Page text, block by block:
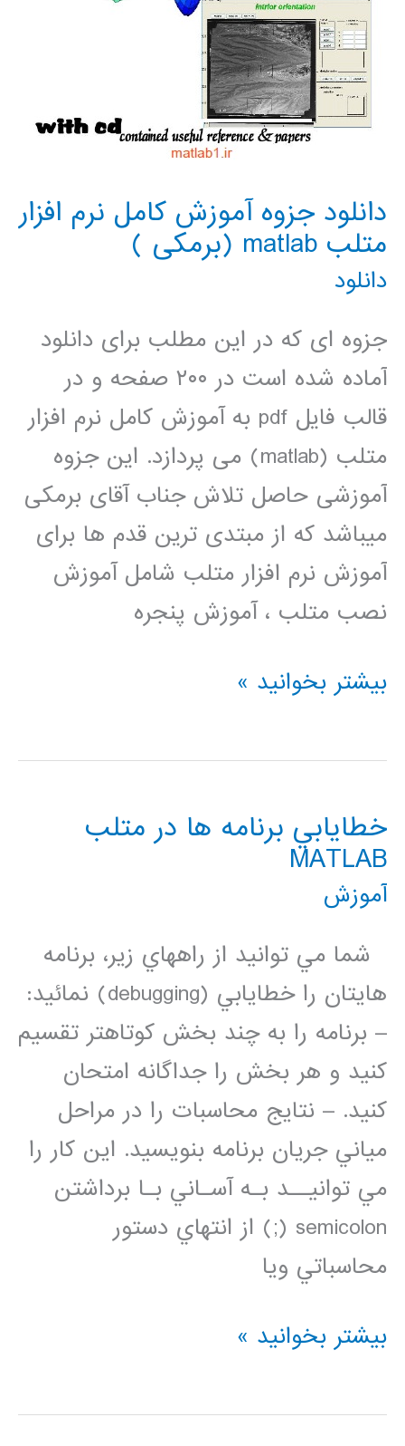
دانلود جزوه آموزش کامل نرم افزار
متلب matlab (برمکی )
دانلود
جزوه ای که در این مطلب برای دانلود
آماده شده است در ۲۰۰ صفحه و در
قالب فایل pdf به آموزش کامل نرم افزار
متلب (matlab) می پردازد. این جزوه
آموزشی حاصل تلاش جناب آقای برمکی
میباشد که از مبتدی ترین قدم ها برای
آموزش نرم افزار متلب شامل آموزش
نصب متلب ، آموزش پنجره
دانلود
آموزش
نرم
افزار
متلب
matlab
(برمکی
)
بیشتر بخوانید »
خطايابي برنامه ها در متلب
MATLAB
آموزش
شما مي توانيد از راههاي زير، برنامه
هايتان را خطايابي (debugging) نمائيد:
– برنامه را به چند بخش كوتاهتر تقسيم
كنيد و هر بخش را جداگانه امتحان
كنيد. – نتايج محاسبات را در مراحل
مياني جريان برنامه بنويسيد. اين كار را
مي توانيــد بـه آسـاني بـا برداشتن
semicolon (;) از انتهاي دستور
محاسباتي ويا
خطايابي
ها
بیشتر بخوانید »